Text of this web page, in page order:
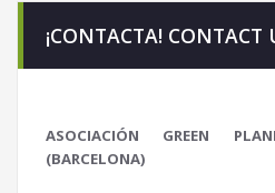
¡CONTACTA! CONTACT
ASOCIACIÓN GREEN
(BARCELONA)